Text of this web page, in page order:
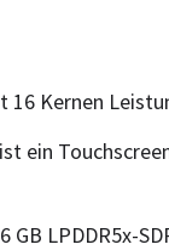
16 Kernen
ein
GB LPDDR5x-